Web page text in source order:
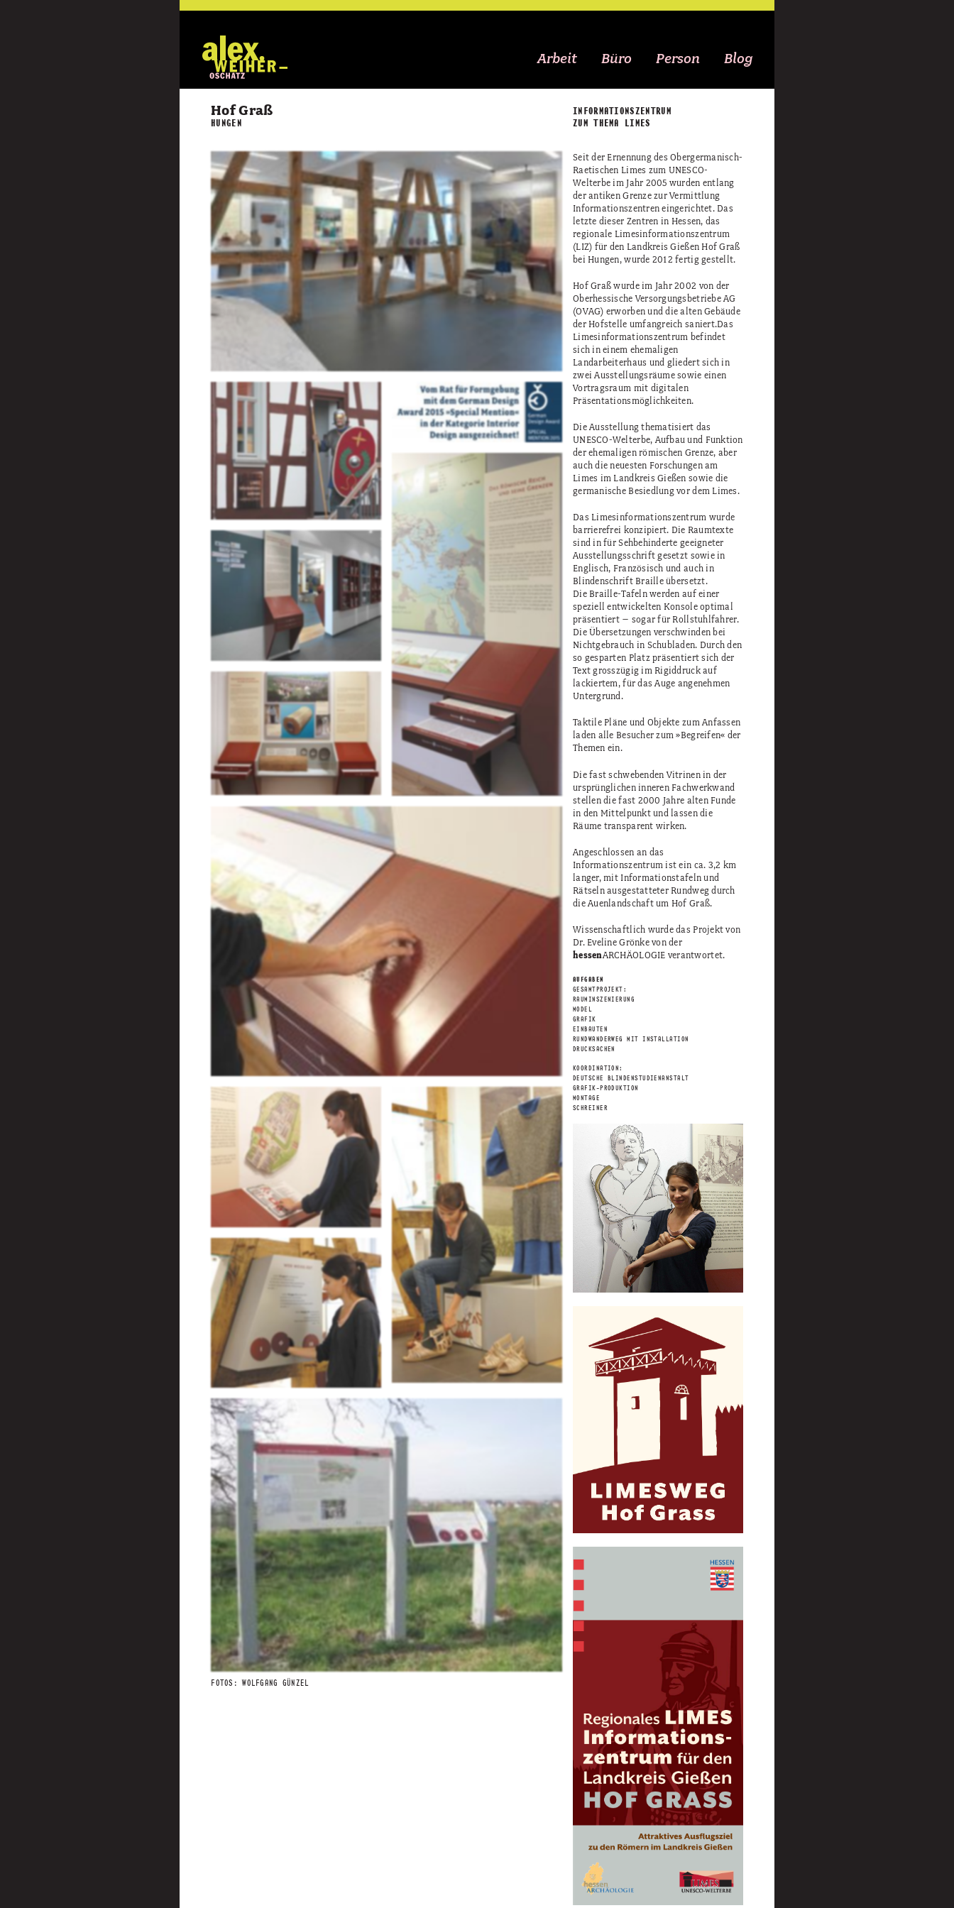
Arbeit Büro Person Blog
Hof Graß
HUNGEN
INFORMATIONSZENTRUM
ZUM THEMA LIMES
Seit der Ernennung des Obergermanisch-
Raetischen Limes zum UNESCO-
Welterbe im Jahr 2005 wurden entlang
der antiken Grenze zur Vermittlung
Informationszentren eingerichtet. Das
letzte dieser Zentren in Hessen, das
regionale Limesinformationszentrum
(LIZ) für den Landkreis Gießen Hof Graß
bei Hungen, wurde 2012 fertig gestellt.
Hof Graß wurde im Jahr 2002 von der
Oberhessische Versorgungsbetriebe AG
(OVAG) erworben und die alten Gebäude
der Hofstelle umfangreich saniert.Das
Limesinformationszentrum befindet
sich in einem ehemaligen
Landarbeiterhaus und gliedert sich in
zwei Ausstellungsräume sowie einen
Vortragsraum mit digitalen
Präsentationsmöglichkeiten.
Die Ausstellung thematisiert das
UNESCO-Welterbe, Aufbau und Funktion
der ehemaligen römischen Grenze, aber
auch die neuesten Forschungen am
Limes im Landkreis Gießen sowie die
germanische Besiedlung vor dem Limes.
Das Limesinformationszentrum wurde
barrierefrei konzipiert. Die Raumtexte
sind in für Sehbehinderte geeigneter
Ausstellungsschrift gesetzt sowie in
Englisch, Französisch und auch in
Blindenschrift Braille übersetzt.
Die Braille-Tafeln werden auf einer
speziell entwickelten Konsole optimal
präsentiert – sogar für Rollstuhlfahrer.
Die Übersetzungen verschwinden bei
Nichtgebrauch in Schubladen. Durch den
so gesparten Platz präsentiert sich der
Text grosszügig im Rigiddruck auf
lackiertem, für das Auge angenehmen
Untergrund.
Taktile Pläne und Objekte zum Anfassen
laden alle Besucher zum »Begreifen« der
Themen ein.
Die fast schwebenden Vitrinen in der
ursprünglichen inneren Fachwerkwand
stellen die fast 2000 Jahre alten Funde
in den Mittelpunkt und lassen die
Räume transparent wirken.
Angeschlossen an das
Informationszentrum ist ein ca. 3,2 km
langer, mit Informationstafeln und
Rätseln ausgestatteter Rundweg durch
die Auenlandschaft um Hof Graß.
Wissenschaftlich wurde das Projekt von
Dr. Eveline Grönke von der
hessenARCHÄOLOGIE verantwortet.
AUFGABEN
GESAMTPROJEKT:
RAUMINSZENIERUNG
MODEL
GRAFIK
EINBAUTEN
RUNDWANDERWEG MIT INSTALLATION
DRUCKSACHEN
KOORDINATION:
DEUTSCHE BLINDENSTUDIENANSTALT
GRAFIK-PRODUKTION
MONTAGE
SCHREINER
FOTOS: WOLFGANG GÜNZEL